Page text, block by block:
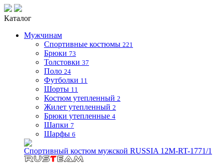
Каталог
Мужчинам
Спортивные костюмы 221
Брюки 73
Толстовки 37
Поло 24
Футболки 11
Шорты 11
Костюм утепленный 2
Жилет утепленный 2
Брюки утепленные 4
Шапки 7
Шарфы 6
Спортивный костюм мужской RUSSIA 12M-RT-1771/1